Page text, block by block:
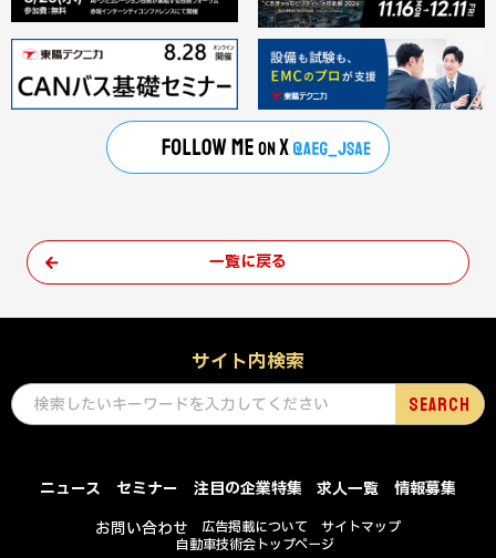
一覧に戻る
サイト内検索
ニュース セミナー 注目の企業特集 求人一覧
情報募集
お問い合わせ
広告掲載について
サイトマップ
自動車技術会トップページ